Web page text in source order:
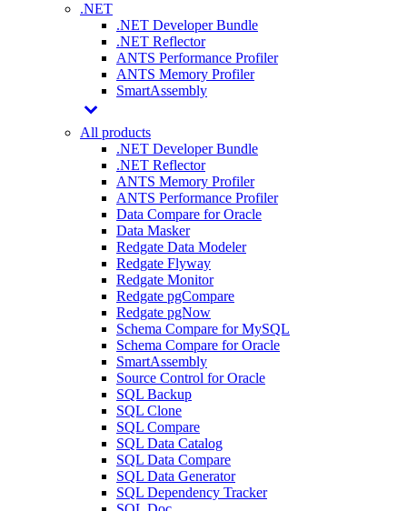
.NET
.NET Developer Bundle
.NET Reflector
ANTS Performance Profiler
ANTS Memory Profiler
SmartAssembly
All products
.NET Developer Bundle
.NET Reflector
ANTS Memory Profiler
ANTS Performance Profiler
Data Compare for Oracle
Data Masker
Redgate Data Modeler
Redgate Flyway
Redgate Monitor
Redgate pgCompare
Redgate pgNow
Schema Compare for MySQL
Schema Compare for Oracle
SmartAssembly
Source Control for Oracle
SQL Backup
SQL Clone
SQL Compare
SQL Data Catalog
SQL Data Compare
SQL Data Generator
SQL Dependency Tracker